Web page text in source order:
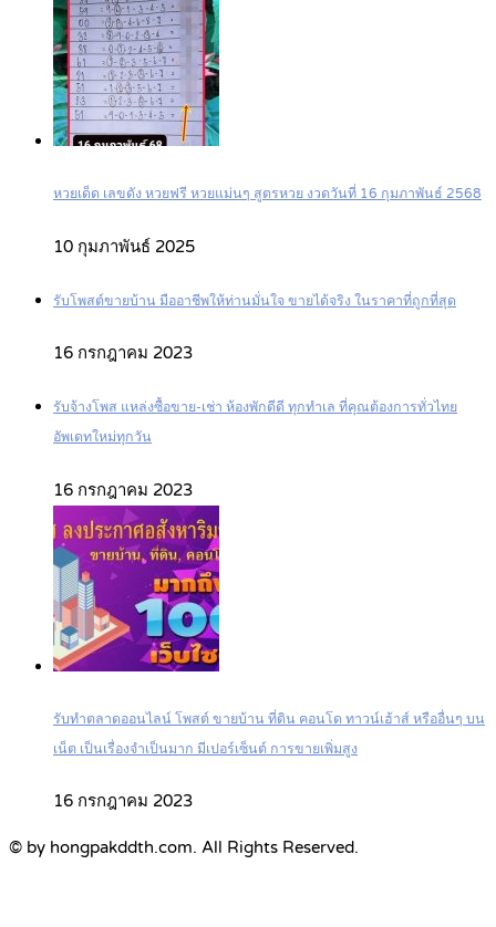
หวยเด็ด เลขดัง หวยฟรี หวยแม่นๆ สูตรหวย งวดวันที่ 16 กุมภาพันธ์ 2568
10 กุมภาพันธ์ 2025
รับโพสต์ขายบ้าน มืออาชีพให้ท่านมั่นใจ ขายได้จริง ในราคาที่ถูกที่สุด
16 กรกฎาคม 2023
รับจ้างโพส แหล่งซื้อขาย-เช่า ห้องพักดีดี ทุกทำเล ที่คุณต้องการทั่วไทย
อัพเดทใหม่ทุกวัน
16 กรกฎาคม 2023
รับทำตลาดออนไลน์ โพสต์ ขายบ้าน ที่ดิน คอนโด ทาวน์เฮ้าส์ หรืออื่นๆ บน
เน็ต เป็นเรื่องจำเป็นมาก มีเปอร์เซ็นต์ การขายเพิ่มสูง
16 กรกฎาคม 2023
© by hongpakddth.com. All Rights Reserved.